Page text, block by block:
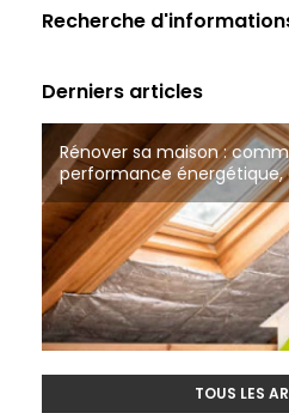
Recherche
Derniers articles
Tout savoir sur les cloisons à ossature bois
Rénover sa maison :
performance
Matériaux de
TOUS LES